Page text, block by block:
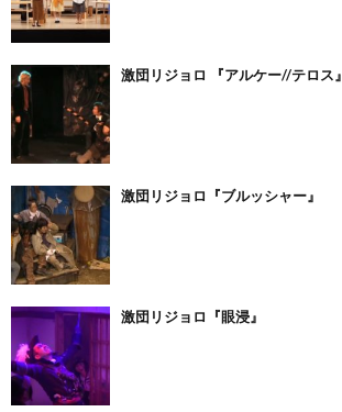
激団リジョロ 『アルケー//テロス』
激団リジョロ『ブルッシャー』
激団リジョロ『眼浸』